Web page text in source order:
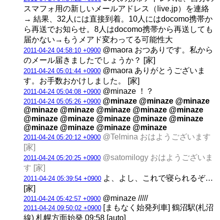
スマフォ用の新しいメールアドレス（live.jp）を連絡
→ 結果、32人には直接到着。10人にはdocomo携帯か
ら再送でお知らせ。8人はdocomo携帯から再送しても
届かない→もうメアド変わってる可能性大
2011-04-24 04:58:10 +0900 @maora おつありです。私から
のメール届きましたでしょうか？ [家]
2011-04-24 05:01:44 +0900 @maora ありがとうございま
す。お手数おかけしました。 [家]
2011-04-24 05:04:08 +0900 @minaze ！？
2011-04-24 05:05:26 +0900 @minaze @minaze @minaze
@minaze @minaze @minaze @minaze @minaze
@minaze @minaze @minaze @minaze @minaze
@minaze @minaze @minaze @minaze
2011-04-24 05:20:12 +0900 @Telmina おはようございます
[家]
2011-04-24 05:20:25 +0900 @satomilogy おはようございま
す [家]
2011-04-24 05:39:54 +0900 よ、よし、これで寝られるぞ…
[家]
2011-04-24 05:42:57 +0900 @minaze /////
2011-04-24 09:50:02 +0900 [まもなく始発列車] 鶴沼駅(札沼
線) 札幌方面始発 09:58 [auto]